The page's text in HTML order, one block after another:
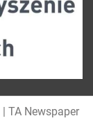
| TA Newspaper